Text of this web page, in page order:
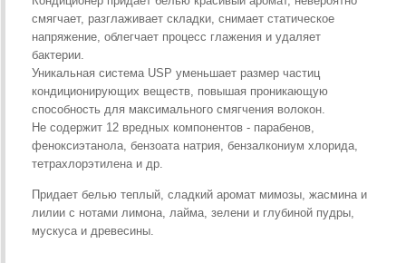
смягчает, разглаживает складки, снимает статическое
напряжение, облегчает процесс глажения и удаляет
бактерии.
Уникальная система USP уменьшает размер частиц
кондиционирующих веществ, повышая проникающую
способность для максимального смягчения волокон.
Не содержит 12 вредных компонентов - парабенов,
феноксиэтанола, бензоата натрия, бензалкониум хлорида,
тетрахлорэтилена и др.
Придает белью теплый, сладкий аромат мимозы, жасмина и
лилии с нотами лимона, лайма, зелени и глубиной пудры,
мускуса и древесины.